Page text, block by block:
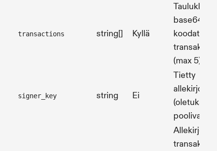
transactions string[] Kyllä
Taulukko
base64-
koodattuja
(max 5)
signer_key string Ei
Tietty
(oletuksena